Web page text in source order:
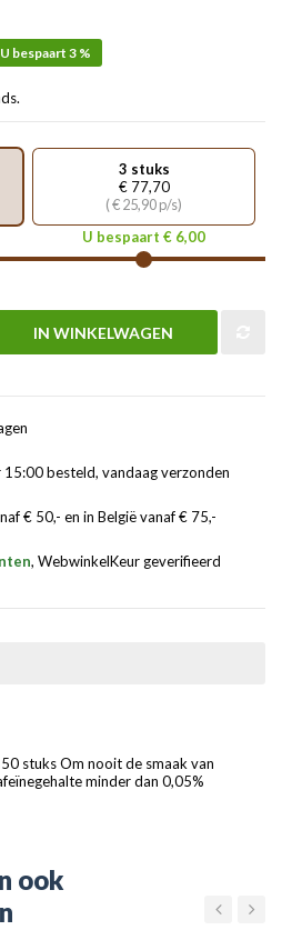
U bespaart 3 %
3 stuks
€ 77,70
( € 25,90 p/s)
U bespaart € 6,00
IN WINKELWAGEN
15:00 besteld, vandaag verzonden
€ 50,- en in België vanaf € 75,-
, WebwinkelKeur geverifieerd
stuks Om nooit de smaak van
minder dan 0,05%
ook